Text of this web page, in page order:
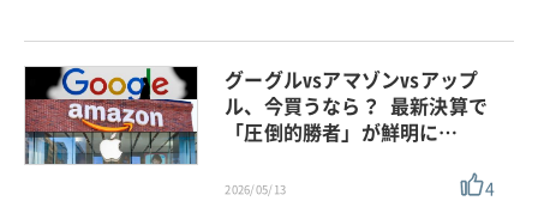
グーグルvsアマゾンvsアップ
ル、今買うなら？ 最新決算で
「圧倒的勝者」が鮮明に…
2026/05/13 4